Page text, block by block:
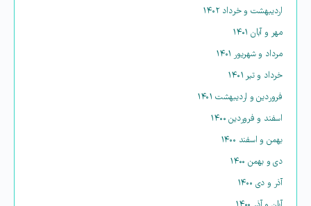
اردیبهشت و خرداد ۱۴۰۲
مهر و آبان ۱۴۰۱
مرداد و شهریور ۱۴۰۱
خرداد و تیر ۱۴۰۱
فروردین و اردیبهشت ۱۴۰۱
اسفند و فروردین ۱۴۰۰
بهمن و اسفند ۱۴۰۰
دی و بهمن ۱۴۰۰
آذر و دی ۱۴۰۰